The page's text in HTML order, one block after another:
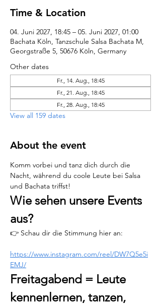
Time & Location
04. Juni 2027, 18:45 – 05. Juni 2027, 01:00
Bachata Köln, Tanzschule Salsa Bachata M,
Georgstraße 5, 50676 Köln, Germany
Other dates
Fr., 14. Aug., 18:45
Fr., 21. Aug., 18:45
Fr., 28. Aug., 18:45
View all 159 dates
About the event
Komm vorbei und tanz dich durch die
Nacht, während du coole Leute bei Salsa
und Bachata triffst!
Wie sehen unsere Events
aus?
👉 Schau dir die Stimmung hier an:
https://www.instagram.com/reel/DW7Q5e5i
EMJ/
Freitagabend = Leute
kennenlernen, tanzen,